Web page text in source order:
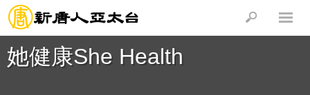
她健康She Health